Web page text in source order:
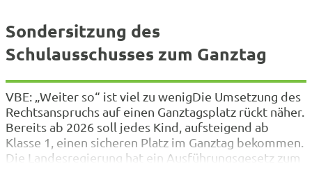
Sondersitzung des
Schulausschusses zum Ganztag
VBE: „Weiter so“ ist viel zu wenigDie Umsetzung des
Rechtsanspruchs auf einen Ganztagsplatz rückt näher.
Bereits ab 2026 soll jedes Kind, aufsteigend ab
Klasse 1, einen sicheren Platz im Ganztag bekommen.
Die Landesregierung hat ein Ausführungsgesetz zum